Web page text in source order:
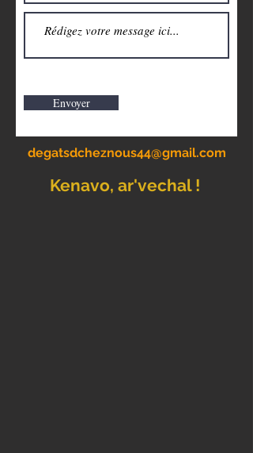
Envoyer
degatsdcheznous44@gmail.com
Kenavo, ar'vechal !